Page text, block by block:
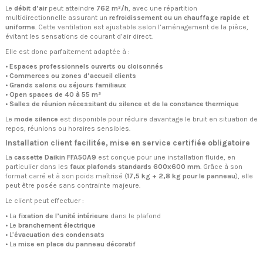
Le débit d’airpeut atteindre 762 m³/h, avec une répartition
multidirectionnelle assurant un refroidissement ou un chauffage rapide et
uniforme. Cette ventilation est ajustable selon l’aménagement de la pièce,
évitant les sensations de courant d’air direct.
Elle est donc parfaitement adaptée à :
• Espaces professionnels ouverts ou cloisonnés
• Commerces ou zones d’accueil clients
• Grands salons ou séjours familiaux
• Open spaces de 40 à 55 m²
• Salles de réunion nécessitant du silence et de la constance thermique
Le mode silence est disponible pour réduire davantage le bruit en situation de
repos, réunions ou horaires sensibles.
Installation client facilitée, mise en service certifiée obligatoire
La cassette Daikin FFA50A9 est conçue pour une installation fluide, en
particulier dans les faux plafonds standards 600x600 mm. Grâce à son
format carré et à son poids maîtrisé (17,5 kg + 2,8 kg pour le panneau), elle
peut être posée sans contrainte majeure.
Le client peut effectuer :
• La fixation de l’unité intérieure dans le plafond
• Le branchement électrique
• L’évacuation des condensats
• La mise en place du panneau décoratif